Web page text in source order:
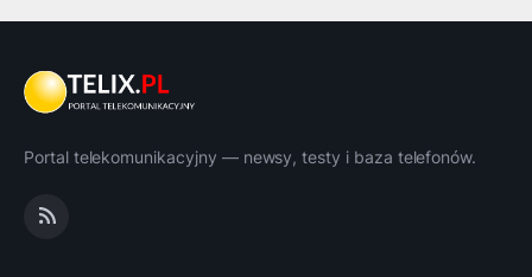
Portal telekomunikacyjny — newsy, testy i baza telefonów.